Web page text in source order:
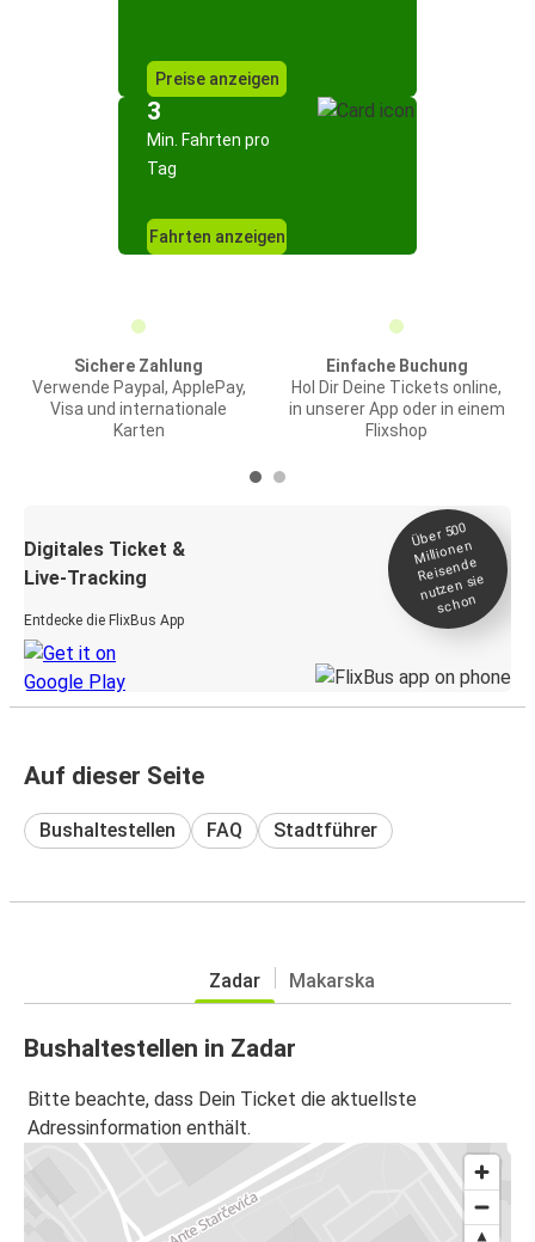
Preise anzeigen
3
Min. Fahrten pro
Tag
Fahrten anzeigen
Sichere Zahlung
Verwende Paypal, ApplePay,
Visa und internationale
Karten
Einfache Buchung
Hol Dir Deine Tickets online,
in unserer App oder in einem
Flixshop
Digitales Ticket &
Live-Tracking
Entdecke die FlixBus App
Über 500
Millionen
Reisende
nutzen sie
schon
Auf dieser Seite
Bushaltestellen FAQ Stadtführer
Zadar Makarska
Bushaltestellen in Zadar
Bitte beachte, dass Dein Ticket die aktuellste
Adressinformation enthält.